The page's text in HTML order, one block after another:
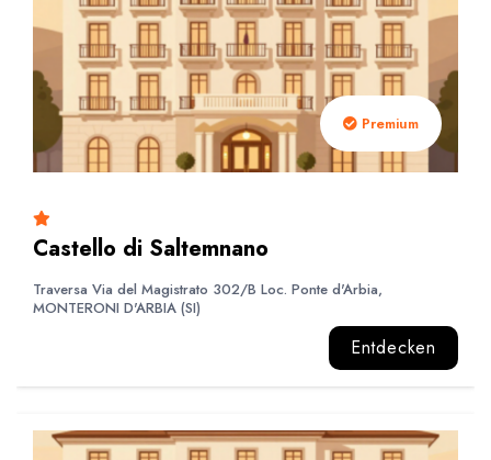
Premium
Castello di Saltemnano
Traversa Via del Magistrato 302/B Loc. Ponte d'Arbia,
MONTERONI D'ARBIA (SI)
Entdecken